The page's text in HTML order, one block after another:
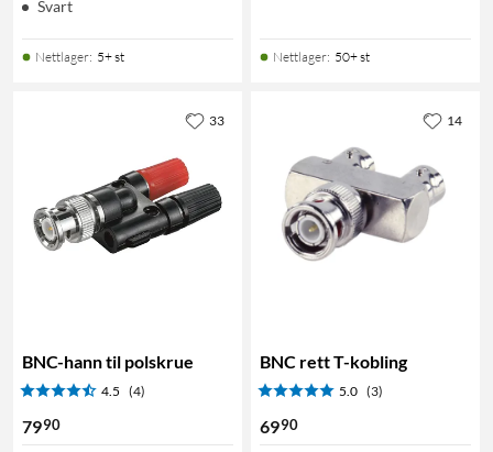
Svart
Nettlager: 5+ st Nettlager: 50+ st
BNC-hann til polskrue
4.5 (4)
7990
33
BNC rett T-kobling
5.0 (3)
6990
14